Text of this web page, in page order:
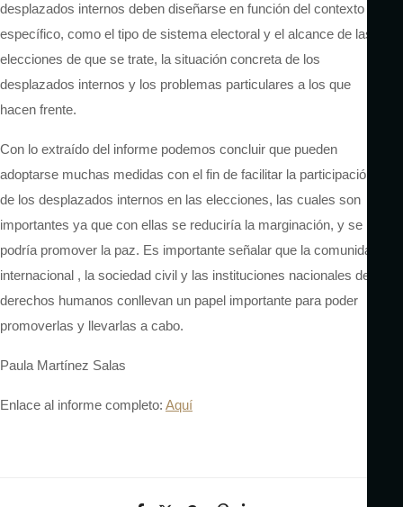
desplazados internos deben diseñarse en función del contexto
específico, como el tipo de sistema electoral y el alcance de las
elecciones de que se trate, la situación concreta de los
desplazados internos y los problemas particulares a los que
hacen frente.
Con lo extraído del informe podemos concluir que pueden
adoptarse muchas medidas con el fin de facilitar la participación
de los desplazados internos en las elecciones, las cuales son
importantes ya que con ellas se reduciría la marginación, y se
podría promover la paz. Es importante señalar que la comunidad
internacional , la sociedad civil y las instituciones nacionales de
derechos humanos conllevan un papel importante para poder
promoverlas y llevarlas a cabo.
Paula Martínez Salas
Enlace al informe completo: Aquí